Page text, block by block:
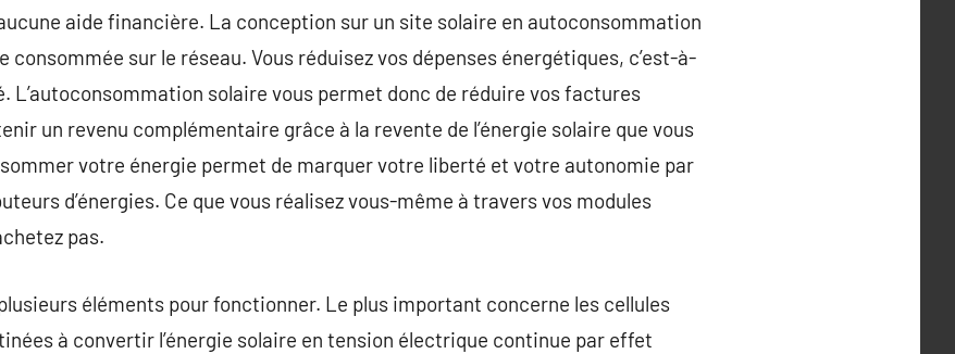
aide financière. La conception sur un site solaire en autoconsommation
consommée sur le réseau. Vous réduisez vos dépenses énergétiques, c’est-à-
L’autoconsommation solaire vous permet donc de réduire vos factures
un revenu complémentaire grâce à la revente de l’énergie solaire que vous
votre énergie permet de marquer votre liberté et votre autonomie par
d’énergies. Ce que vous réalisez vous-même à travers vos modules
pas.
éléments pour fonctionner. Le plus important concerne les cellules
à convertir l’énergie solaire en tension électrique continue par effet